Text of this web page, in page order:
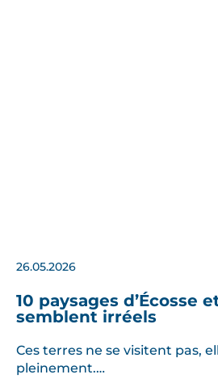
26.05.2026
10 paysages d’Écosse
semblent irréels
Ces terres ne se visitent pas,
pleinement.…